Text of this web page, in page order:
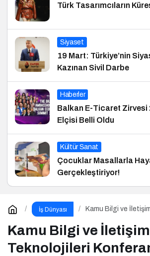
Türk Tasarımcıların
Siyaset
19 Mart: Türkiye’nin
Kazınan Sivil Darbe
Haberler
Balkan E-Ticaret Zirvesi
Elçisi Belli Oldu
Kültür Sanat
Çocuklar Masallarla
Gerçekleştiriyor!
İş Dünyası
Kamu Bilgi ve
Kamu Bilgi ve İletişim
Teknolojileri